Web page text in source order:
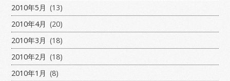
2010年5月 (13)
2010年4月 (20)
2010年3月 (18)
2010年2月 (18)
2010年1月 (8)